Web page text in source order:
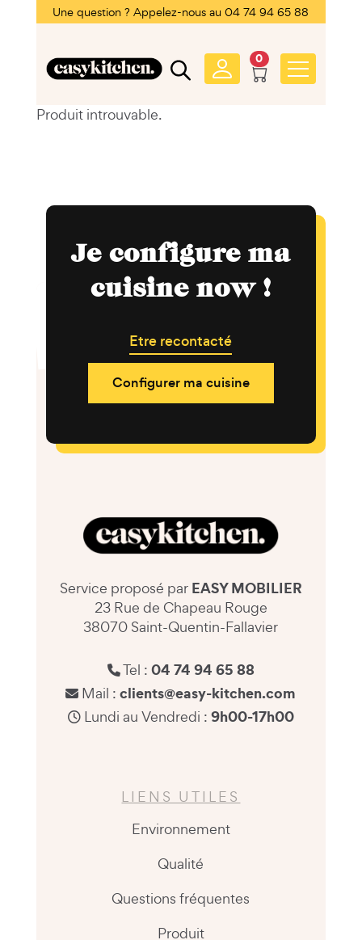
Une question ? Appelez-nous au 04 74 94 65 88
0
Produit introuvable.
Je configure ma
cuisine now !
Etre recontacté
Configurer ma cuisine
Service proposé par EASY MOBILIER
23 Rue de Chapeau Rouge
38070 Saint-Quentin-Fallavier
Tel : 04 74 94 65 88
Mail :clients@easy-kitchen.com
Lundi au Vendredi : 9h00-17h00
LIENS UTILES
Environnement
Qualité
Questions fréquentes
Produit